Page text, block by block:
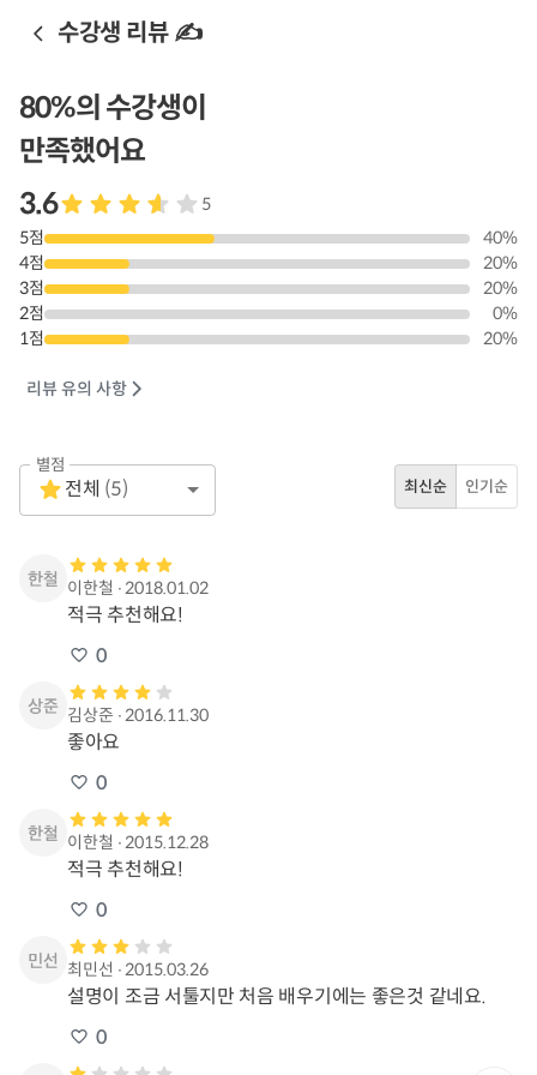
수강생 리뷰 ✍️
80%의 수강생이
만족했어요
3.6
5
5점 40%
4점 20%
3점 20%
2점 0%
1점 20%
리뷰 유의 사항
별점
1 Star
Empty
전체 (5) 최신순 인기순
이한철 ∙2018.01.02
적극 추천해요!
0
김상준 ∙2016.11.30
좋아요
0
이한철 ∙2015.12.28
적극 추천해요!
0
최민선 ∙2015.03.26
설명이 조금 서툴지만 처음 배우기에는 좋은것 같네요.
0